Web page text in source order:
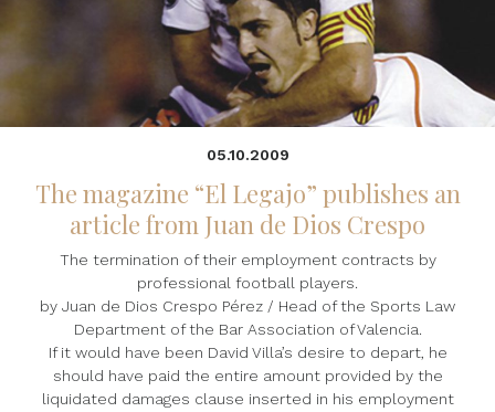
05.10.2009
The magazine “El Legajo” publishes an
article from Juan de Dios Crespo
The termination of their employment contracts by
professional football players.
by Juan de Dios Crespo Pérez / Head of the Sports Law
Department of the Bar Association of Valencia.
If it would have been David Villa’s desire to depart, he
should have paid the entire amount provided by the
liquidated damages clause inserted in his employment